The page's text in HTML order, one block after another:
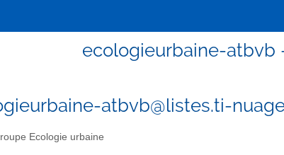
ecologieurbaine-atbvb
atbvb@listes.ti-
Ecologie urbaine